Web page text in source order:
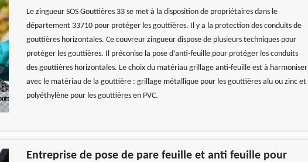
Le zingueur SOS Gouttières 33 se met à la disposition de propriétaires dans le
département 33710 pour protéger les gouttières. Il y a la protection des conduits de
gouttières horizontales. Ce couvreur zingueur dispose de plusieurs techniques pour
protéger les gouttières. Il préconise la pose d’anti-feuille pour protéger les conduits
des gouttières horizontales. Le choix du matériau grillage anti-feuille est à harmoniser
avec le matériau de la gouttière : grillage métallique pour les gouttières alu ou zinc et
polyéthylène pour les gouttières en PVC.
Entreprise de pose de pare feuille et anti feuille pour